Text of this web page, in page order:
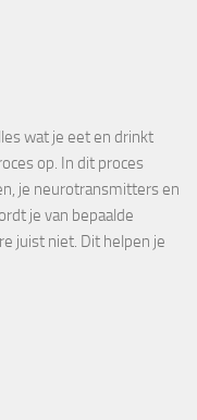
wat je eet en drinkt
op. In dit proces
je neurotransmitters en
je van bepaalde
juist niet. Dit helpen je